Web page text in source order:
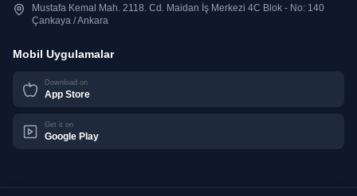
Mustafa Kemal Mah. 2118. Cd. Maidan İş Merkezi 4C Blok - No: 140
Çankaya / Ankara
Mobil Uygulamalar
Download on
App Store
Get it on
Google Play